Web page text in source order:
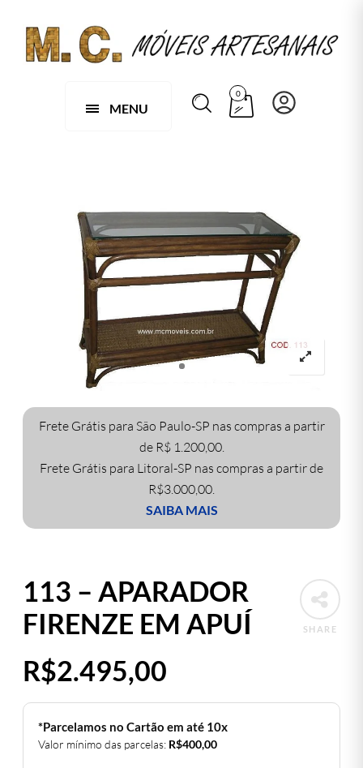
MENU
0
Frete Grátis para São Paulo-SP nas compras a partir
de R$ 1.200,00.
Frete Grátis para Litoral-SP nas compras a partir de
R$3.000,00.
SAIBA MAIS
SHARE
113 – APARADOR
FIRENZE EM APUÍ
R$2.495,00
*Parcelamos no Cartão em até 10x
Valor mínimo das parcelas: R$400,00